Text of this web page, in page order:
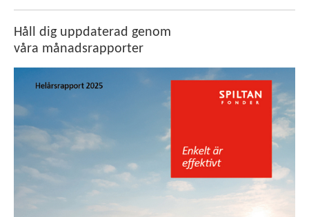
Håll dig uppdaterad genom
våra månadsrapporter